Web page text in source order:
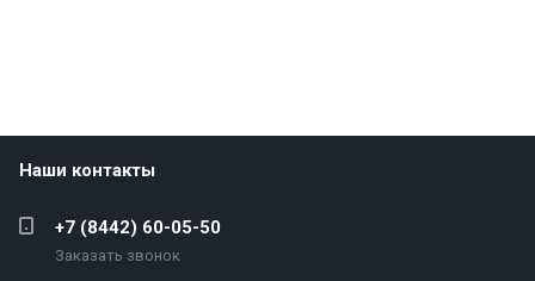
Наши контакты
+7 (8442) 60-05-50
Заказать звонок